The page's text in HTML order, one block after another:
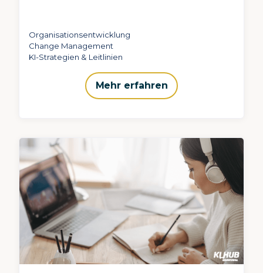
Organisationsentwicklung
Change Management
KI-Strategien & Leitlinien
Mehr erfahren